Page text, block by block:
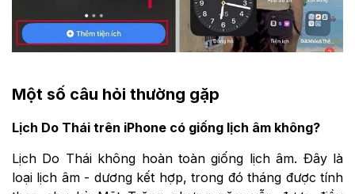
Một số câu hỏi thường gặp
Lịch Do Thái trên iPhone có giống lịch âm không?
Lịch Do Thái không hoàn toàn giống lịch âm. Đây là
loại lịch âm - dương kết hợp, trong đó tháng được tính